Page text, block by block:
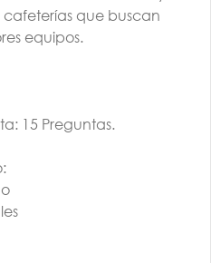
que buscan
equipos.
15 Preguntas.